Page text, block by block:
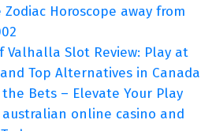
Zodiac Horoscope away from
Valhalla Slot Review: Play at
Top Alternatives in Canada
the Bets – Elevate Your Play
online casino and